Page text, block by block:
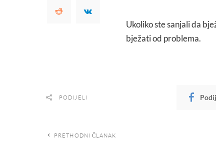
Ukoliko ste sanjali da
bježati od problema.
PODIJELI
PRETHODNI ČLANAK